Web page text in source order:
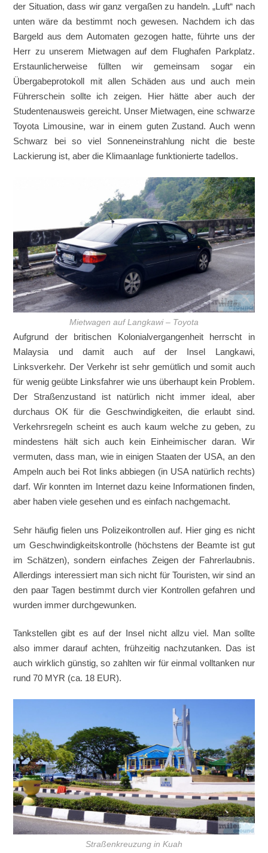
der Situation, dass wir ganz vergaßen zu handeln. „Luft“ nach
unten wäre da bestimmt noch gewesen. Nachdem ich das
Bargeld aus dem Automaten gezogen hatte, führte uns der
Herr zu unserem Mietwagen auf dem Flughafen Parkplatz.
Erstaunlicherweise füllten wir gemeinsam sogar ein
Übergabeprotokoll mit allen Schäden aus und auch mein
Führerschein sollte ich zeigen. Hier hätte aber auch der
Studentenausweis gereicht. Unser Mietwagen, eine schwarze
Toyota Limousine, war in einem guten Zustand. Auch wenn
Schwarz bei so viel Sonneneinstrahlung nicht die beste
Lackierung ist, aber die Klimaanlage funktionierte tadellos.
Mietwagen auf Langkawi – Toyota
Aufgrund der britischen Kolonialvergangenheit herrscht in
Malaysia und damit auch auf der Insel Langkawi,
Linksverkehr. Der Verkehr ist sehr gemütlich und somit auch
für wenig geübte Linksfahrer wie uns überhaupt kein Problem.
Der Straßenzustand ist natürlich nicht immer ideal, aber
durchaus OK für die Geschwindigkeiten, die erlaubt sind.
Verkehrsregeln scheint es auch kaum welche zu geben, zu
mindestens hält sich auch kein Einheimischer daran. Wir
vermuten, dass man, wie in einigen Staaten der USA, an den
Ampeln auch bei Rot links abbiegen (in USA natürlich rechts)
darf. Wir konnten im Internet dazu keine Informationen finden,
aber haben viele gesehen und es einfach nachgemacht.
Sehr häufig fielen uns Polizeikontrollen auf. Hier ging es nicht
um Geschwindigkeitskontrolle (höchstens der Beamte ist gut
im Schätzen), sondern einfaches Zeigen der Fahrerlaubnis.
Allerdings interessiert man sich nicht für Touristen, wir sind an
den paar Tagen bestimmt durch vier Kontrollen gefahren und
wurden immer durchgewunken.
Tankstellen gibt es auf der Insel nicht allzu viel. Man sollte
also immer darauf achten, frühzeitig nachzutanken. Das ist
auch wirklich günstig, so zahlten wir für einmal volltanken nur
rund 70 MYR (ca. 18 EUR).
Straßenkreuzung in Kuah